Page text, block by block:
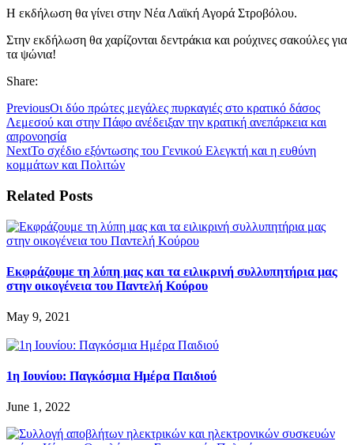
Η εκδήλωση θα γίνει στην Νέα Λαϊκή Αγορά Στροβόλου.
Στην εκδήλωση θα χαρίζονται δεντράκια και ρούχινες σακούλες για
τα ψώνια!
Share:
PreviousΟι δύο πρώτες μεγάλες πυρκαγιές στο κρατικό δάσος
Λεμεσού και στην Πάφο ανέδειξαν την κρατική ανεπάρκεια και
απρονοησία
NextΤο σχέδιο εξόντωσης του Γενικού Ελεγκτή και η ευθύνη
κομμάτων και Πολιτών
Related Posts
Εκφράζουμε τη λύπη μας και τα ειλικρινή συλλυπητήρια μας
στην οικογένεια του Παντελή Κούρου
May 9, 2021
1η Ιουνίου: Παγκόσμια Ημέρα Παιδιού
June 1, 2022